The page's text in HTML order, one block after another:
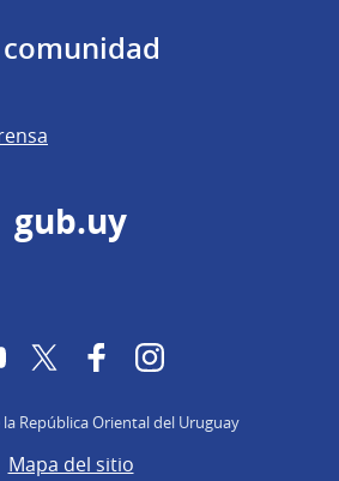
gub.uy
YouTubeTwitter FacebookInstagram
República Oriental del Uruguay
Mapa del sitio